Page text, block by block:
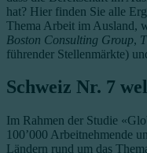
hat? Hier finden Sie alle
Thema Arbeit im Ausland,
Boston Consulting Group,
führender Stellenmärkte)
Schweiz Nr. 7
Im Rahmen der Studie
100’000 Arbeitnehmende
Ländern rund um das